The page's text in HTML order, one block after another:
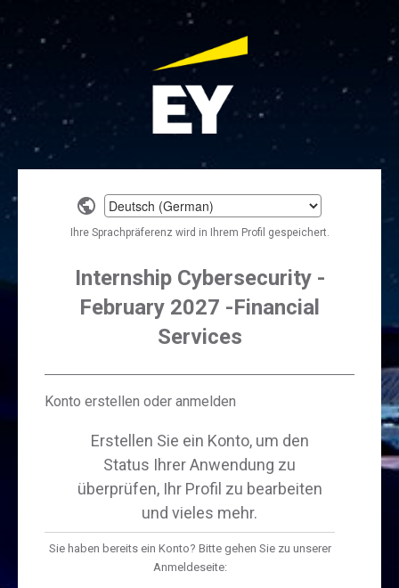
Select
a
language
Ihre Sprachpräferenz wird in Ihrem Profil gespeichert.
Internship Cybersecurity -
February 2027 -Financial
Services
Konto erstellen oder anmelden
Erstellen Sie ein Konto, um den
Status Ihrer Anwendung zu
überprüfen, Ihr Profil zu bearbeiten
und vieles mehr.
Sie haben bereits ein Konto? Bitte gehen Sie zu unserer
Anmeldeseite: